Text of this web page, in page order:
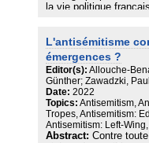
la vie politique
courants politiques.
complot juif », la
l’histoire, l’«
Cet ouvrage
quelle est la place de
depuis la fin des
partis ou est-il
est-elle davantage
évènements
L'antisémitisme
émergences ?
Editor(s): Allouche-
Günther; Zawadzki, Paul
Date: 2022
Topics: Antisemitism,
Tropes, Antisemitism:
Antisemitism: Left-
Abstract: Contre